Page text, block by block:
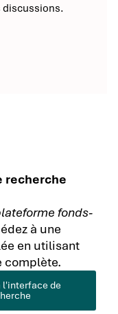
discussions.
recherche
fonds-
à une
en utilisant
complète.
l'interface de